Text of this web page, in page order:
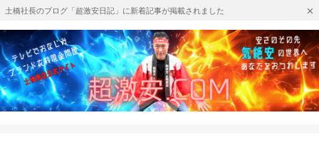
土橋社長のブログ「超激安日記」に新着記事が掲載されました